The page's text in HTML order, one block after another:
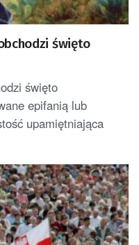
święto
święto
epifanią lub
upamiętniająca